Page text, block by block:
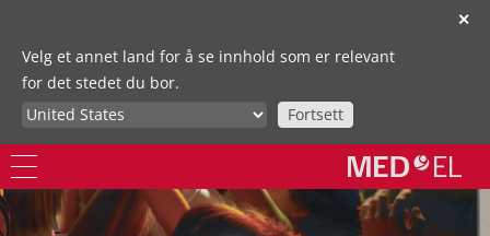
✕
Velg et annet land for å se innhold som er relevant
for det stedet du bor.
Fortsett